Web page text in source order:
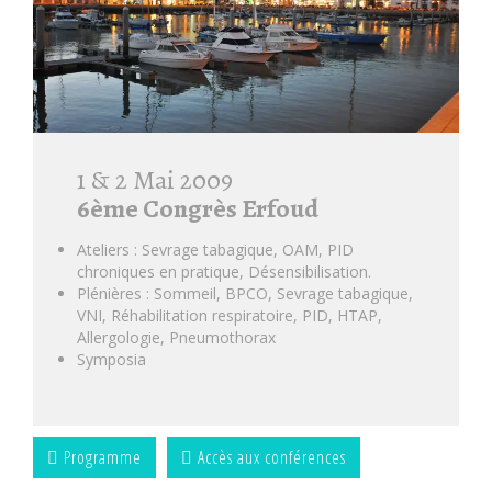
1 & 2 Mai 2009
6ème Congrès Erfoud
Ateliers : Sevrage tabagique, OAM, PID
chroniques en pratique, Désensibilisation.
Plénières : Sommeil, BPCO, Sevrage tabagique,
VNI, Réhabilitation respiratoire, PID, HTAP,
Allergologie, Pneumothorax
Symposia
Programme Accès aux conférences